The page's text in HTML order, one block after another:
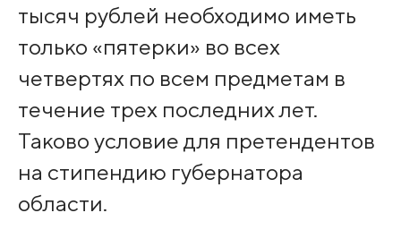
тысяч рублей необходимо иметь
только «пятерки» во всех
четвертях по всем предметам в
течение трех последних лет.
Таково условие для претендентов
на стипендию губернатора
области.